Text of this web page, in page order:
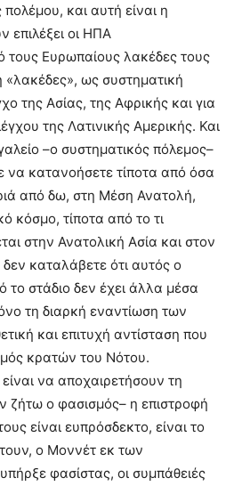
και αυτή είναι η
επιλέξει οι ΗΠΑ
τους Ευρωπαίους λακέδες τους
«λακέδες», ως συστηματική
της Ασίας, της Αφρικής και για
της Λατινικής Αμερικής. Και
–ο συστηματικός πόλεμος–
να κατανοήσετε τίποτα από όσα
από δω, στη Μέση Ανατολή,
κόσμο, τίποτα από το τι
στην Ανατολική Ασία και στον
δεν καταλάβετε ότι αυτός ο
το στάδιο δεν έχει άλλα μέσα
τη διαρκή εναντίωση των
και επιτυχή αντίσταση που
κρατών του Νότου.
να αποχαιρετήσουν τη
ζήτω ο φασισμός– η επιστροφή
είναι ευπρόσδεκτο, είναι το
ο Μοννέτ εκ των
φασίστας, οι συμπάθειές